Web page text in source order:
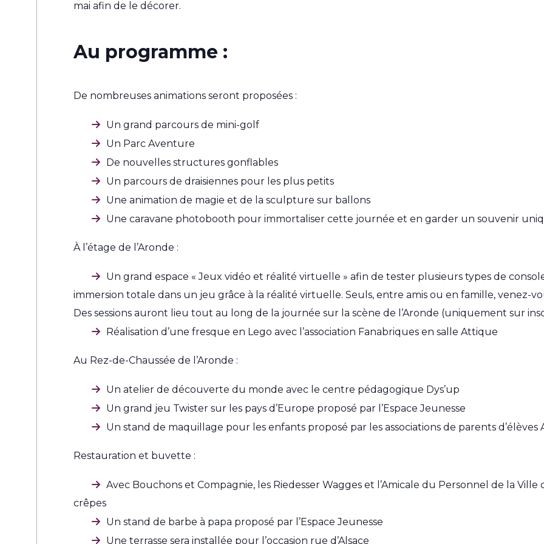
mai afin de le décorer.
Au programme :
De nombreuses animations seront proposées :
Un grand parcours de mini-golf
Un Parc Aventure
De nouvelles structures gonflables
Un parcours de draisiennes pour les plus petits
Une animation de magie et de la sculpture sur ballons
Une caravane photobooth pour immortaliser cette journée et en garder un souvenir
À l’étage de l’Aronde :
Un grand espace « Jeux vidéo et réalité virtuelle » afin de tester plusieurs types de
immersion totale dans un jeu grâce à la réalité virtuelle. Seuls, entre amis ou en famille, venez-
Des sessions auront lieu tout au long de la journée sur la scène de l’Aronde (uniquement sur
Réalisation d’une fresque en Lego avec l’association Fanabriques en salle Attique
Au Rez-de-Chaussée de l’Aronde :
Un atelier de découverte du monde avec le centre pédagogique Dys’up
Un grand jeu Twister sur les pays d’Europe proposé par l’Espace Jeunesse
Un stand de maquillage pour les enfants proposé par les associations de parents d’élèves
Restauration et buvette :
Avec Bouchons et Compagnie, les Riedesser Wagges et l’Amicale du Personnel de la
crêpes
Un stand de barbe à papa proposé par l’Espace Jeunesse
Une terrasse sera installée pour l’occasion rue d’Alsace